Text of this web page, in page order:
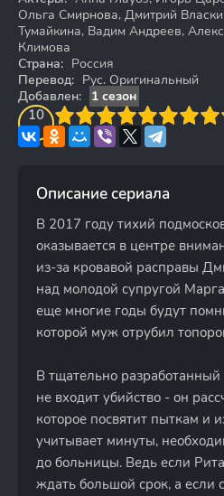
Ольга Смирнова, Дмитрий
Тумайкина, Вадим Андреев,
Климова
Страна: Россия
Перевод: Рус. Оригинальный
Добавлен:
1 сезон
10
4 5 6 7 8 9 10
Описание сериала
В 2017 году тихий
оказывается в центре
из-за кровавой расправы
над молодой супругой
еще многие годы будут
которой муж отрубил
В тщательно разработанный
не входит убийство - он
которое посвятит пыткам и
учитывает минуты,
до больницы. Ведь если
ждать большой срок, а если